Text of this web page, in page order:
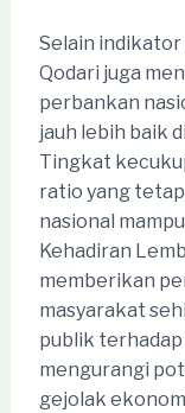
Selain indikator
Qodari juga
perbankan
jauh lebih baik
Tingkat
ratio yang
nasional
Kehadiran
memberikan
masyarakat
publik
mengurangi
gejolak